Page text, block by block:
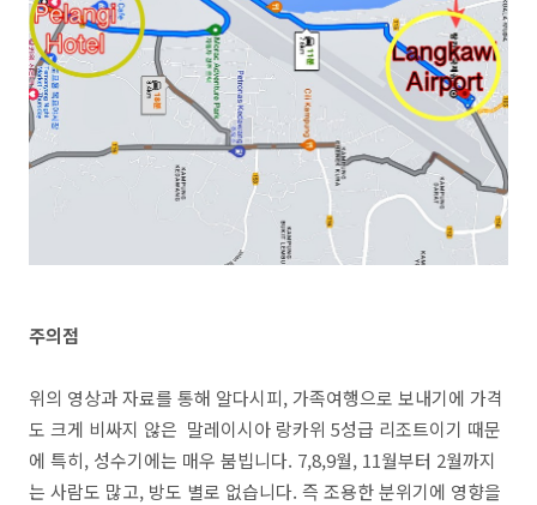
주의점
위의 영상과 자료를 통해 알다시피, 가족여행으로 보내기에 가격
도 크게 비싸지 않은 말레이시아 랑카위 5성급 리조트이기 때문
에 특히, 성수기에는 매우 붐빕니다. 7,8,9월, 11월부터 2월까지
는 사람도 많고, 방도 별로 없습니다. 즉 조용한 분위기에 영향을